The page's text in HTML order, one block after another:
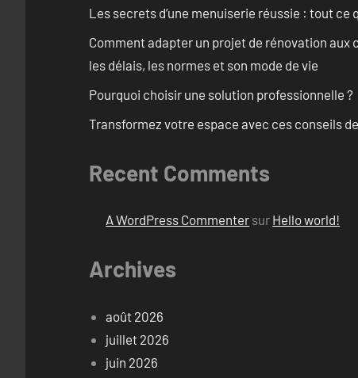
Les secrets d’une menuiserie réussie : tout ce
Comment adapter un projet de rénovation
les délais, les normes et son mode de vie
Pourquoi choisir une solution professionnelle ?
Transformez votre espace avec ces conseils
Recent Comments
A WordPress Commenter sur Hello world!
Archives
août 2026
juillet 2026
juin 2026